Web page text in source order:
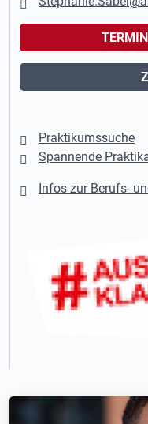
Praktikumssuche
Spannende
Infos zur Berufs-